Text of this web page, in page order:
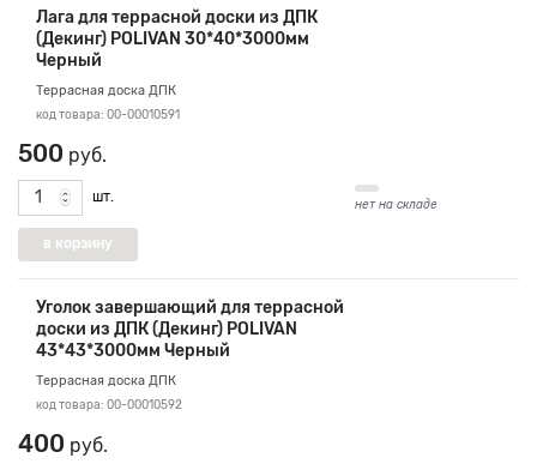
Лага для террасной доски из ДПК
(Декинг) POLIVAN 30*40*3000мм
Черный
Террасная доска ДПК
код товара: 00-00010591
500 руб.
шт. нет на складе
Уголок завершающий для террасной
доски из ДПК (Декинг) POLIVAN
43*43*3000мм Черный
Террасная доска ДПК
код товара: 00-00010592
400 руб.